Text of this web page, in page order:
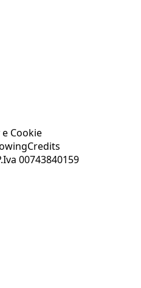
Cookie
Credits
00743840159